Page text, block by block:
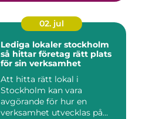
02. jul
Lediga lokaler stockholm
så hittar företag rätt plats
för sin verksamhet
Att hitta rätt lokal i
Stockholm kan vara
avgörande för hur en
verksamhet utvecklas på